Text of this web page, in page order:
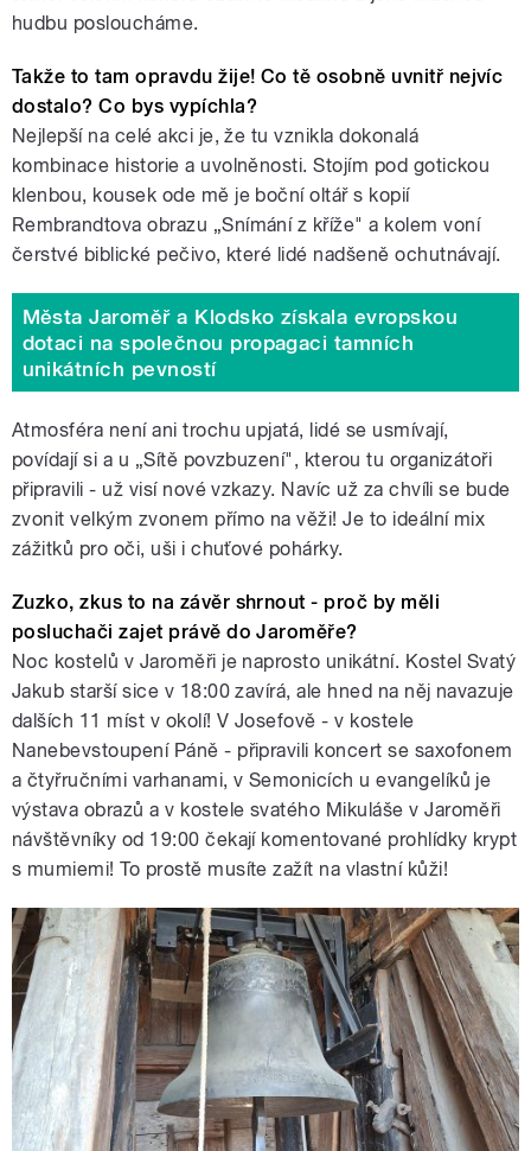
hudbu posloucháme.
Takže to tam opravdu žije! Co tě osobně uvnitř nejvíc
dostalo? Co bys vypíchla?
Nejlepší na celé akci je, že tu vznikla dokonalá
kombinace historie a uvolněnosti. Stojím pod gotickou
klenbou, kousek ode mě je boční oltář s kopií
Rembrandtova obrazu „Snímání z kříže" a kolem voní
čerstvé biblické pečivo, které lidé nadšeně ochutnávají.
Města Jaroměř a Klodsko získala evropskou
dotaci na společnou propagaci tamních
unikátních pevností
Atmosféra není ani trochu upjatá, lidé se usmívají,
povídají si a u „Sítě povzbuzení", kterou tu organizátoři
připravili - už visí nové vzkazy. Navíc už za chvíli se bude
zvonit velkým zvonem přímo na věži! Je to ideální mix
zážitků pro oči, uši i chuťové pohárky.
Zuzko, zkus to na závěr shrnout - proč by měli
posluchači zajet právě do Jaroměře?
Noc kostelů v Jaroměři je naprosto unikátní. Kostel Svatý
Jakub starší sice v 18:00 zavírá, ale hned na něj navazuje
dalších 11 míst v okolí! V Josefově - v kostele
Nanebevstoupení Páně - připravili koncert se saxofonem
a čtyřručními varhanami, v Semonicích u evangelíků je
výstava obrazů a v kostele svatého Mikuláše v Jaroměři
návštěvníky od 19:00 čekají komentované prohlídky krypt
s mumiemi! To prostě musíte zažít na vlastní kůži!